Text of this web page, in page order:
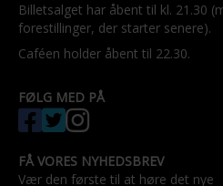
Billetsalget har åbent til kl. 21.30
forestillinger, der starter senere).
Caféen holder åbent til 22.30.
FØLG MED PÅ
FÅ VORES NYHEDSBREV
Vær den første til at høre det nye